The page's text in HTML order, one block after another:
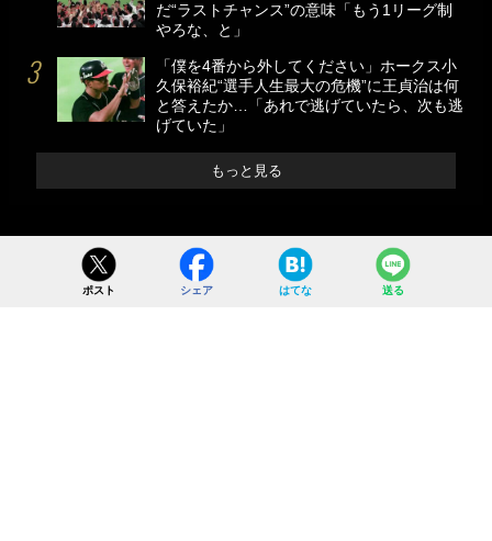
だ“ラストチャンス”の意味「もう1リーグ制
やろな、と」
「僕を4番から外してください」ホークス小
久保裕紀“選手人生最大の危機”に王貞治は何
と答えたか…「あれで逃げていたら、次も逃
げていた」
もっと見る
ポスト シェア はてな 送る